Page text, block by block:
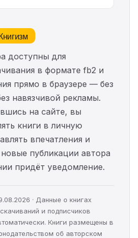
доступны для
в формате fb2 и
прямо в браузере — без
навязчивой рекламы.
на сайте, вы
книги в личную
впечатления и
публикации автора
придёт уведомление.
· Данные о книгах
и подписчиков
Книги размещены в
об авторском